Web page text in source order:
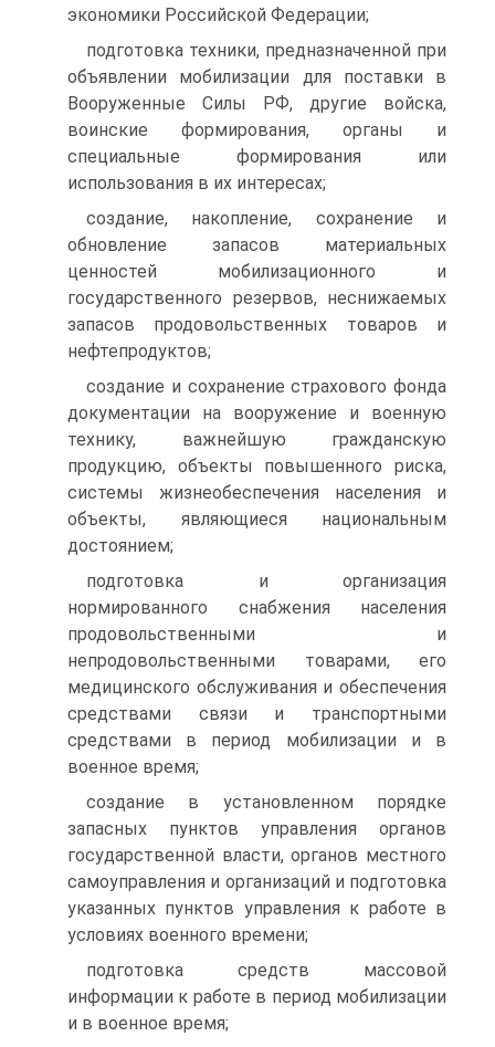
экономики Российской Федерации;
подготовка техники, предназначенной при
объявлении мобилизации для поставки в
Вооруженные Силы РФ, другие войска,
воинские формирования, органы и
специальные формирования или
использования в их интересах;
создание, накопление, сохранение и
обновление запасов материальных
ценностей мобилизационного и
государственного резервов, неснижаемых
запасов продовольственных товаров и
нефтепродуктов;
создание и сохранение страхового фонда
документации на вооружение и военную
технику, важнейшую гражданскую
продукцию, объекты повышенного риска,
системы жизнеобеспечения населения и
объекты, являющиеся национальным
достоянием;
подготовка и организация
нормированного снабжения населения
продовольственными и
непродовольственными товарами, его
медицинского обслуживания и обеспечения
средствами связи и транспортными
средствами в период мобилизации и в
военное время;
создание в установленном порядке
запасных пунктов управления органов
государственной власти, органов местного
самоуправления и организаций и подготовка
указанных пунктов управления к работе в
условиях военного времени;
подготовка средств массовой
информации к работе в период мобилизации
и в военное время;